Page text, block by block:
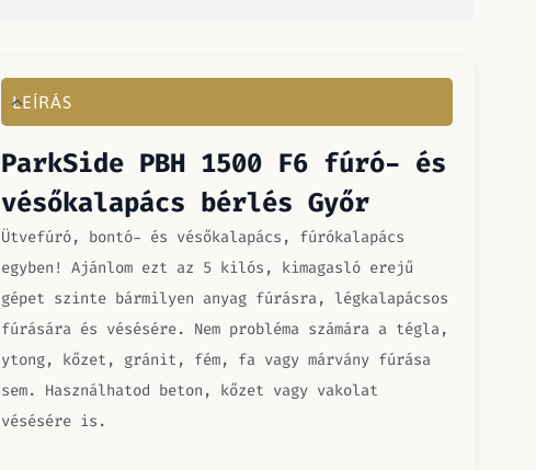
LEÍRÁS
ParkSide PBH 1500 F6 fúró- és
vésőkalapács bérlés Győr
Ütvefúró, bontó- és vésőkalapács, fúrókalapács
egyben! Ajánlom ezt az 5 kilós, kimagasló erejű
gépet szinte bármilyen anyag fúrásra, légkalapácsos
fúrására és vésésére. Nem probléma számára a tégla,
ytong, kőzet, gránit, fém, fa vagy márvány fúrása
sem. Használhatod beton, kőzet vagy vakolat
vésésére is.